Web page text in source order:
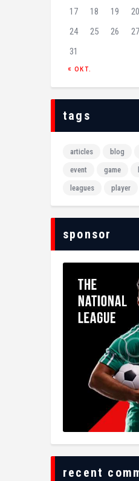
17
18 19 20
24
25 26 27
31
« окт.
tags
articles blog
event
game
leagues
player
sponsor
recent